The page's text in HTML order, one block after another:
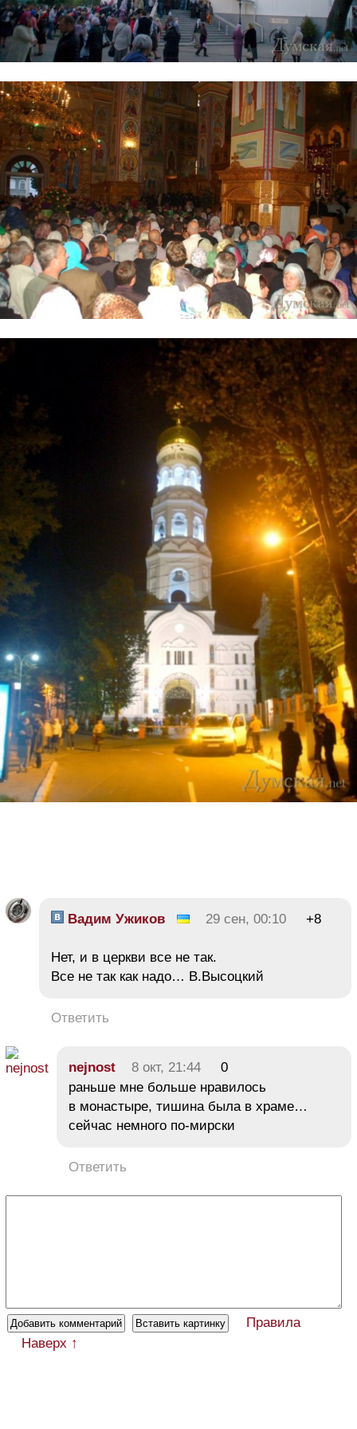
Вадим Ужиков 29 сен, 00:10 +8
Нет, и в церкви все не так.
Все не так как надо… В.Высоцкий
Ответить
nejnost 8 окт, 21:44
0
раньше мне больше нравилось
в монастыре, тишина была в храме…
сейчас немного по-мирски
Ответить
Правила
Наверх ↑